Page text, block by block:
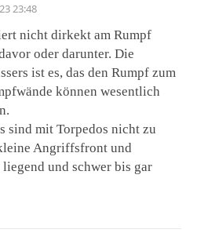
23:48
nicht dirkekt am Rumpf
oder darunter. Die
ist es, das den Rumpf zum
können wesentlich
sind mit Torpedos nicht zu
Angriffsfront und
und schwer bis gar